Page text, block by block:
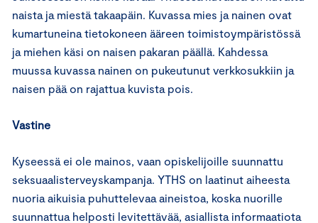
naista ja miestä takaapäin. Kuvassa mies ja nainen ovat
kumartuneina tietokoneen ääreen toimistoympäristössä
ja miehen käsi on naisen pakaran päällä. Kahdessa
muussa kuvassa nainen on pukeutunut verkkosukkiin ja
naisen pää on rajattua kuvista pois.
Vastine
Kyseessä ei ole mainos, vaan opiskelijoille suunnattu
seksuaalisterveyskampanja. YTHS on laatinut aiheesta
nuoria aikuisia puhuttelevaa aineistoa, koska nuorille
suunnattua helposti levitettävää, asiallista informaatiota